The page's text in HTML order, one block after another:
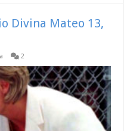
Divina Mateo 13,
2